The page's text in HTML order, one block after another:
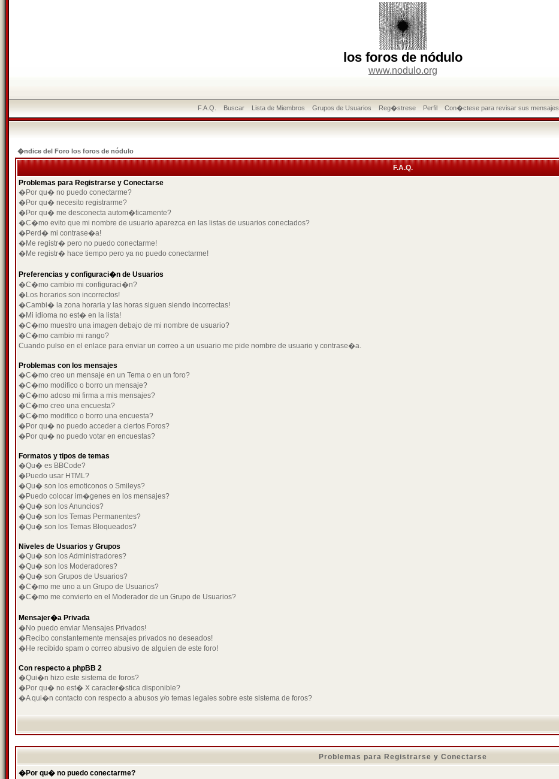
los foros de nódulo
www.nodulo.org
F.A.Q. Buscar Lista de Miembros Grupos de Usuarios Reg�strese Perfil Con�ctese para revisar sus mensajes
�ndice del Foro los foros de nódulo
F.A.Q.
Problemas para Registrarse y Conectarse
�Por qu� no puedo conectarme?
�Por qu� necesito registrarme?
�Por qu� me desconecta autom�ticamente?
�C�mo evito que mi nombre de usuario aparezca en las listas de usuarios conectados?
�Perd� mi contrase�a!
�Me registr� pero no puedo conectarme!
�Me registr� hace tiempo pero ya no puedo conectarme!
Preferencias y configuraci�n de Usuarios
�C�mo cambio mi configuraci�n?
�Los horarios son incorrectos!
�Cambi� la zona horaria y las horas siguen siendo incorrectas!
�Mi idioma no est� en la lista!
�C�mo muestro una imagen debajo de mi nombre de usuario?
�C�mo cambio mi rango?
Cuando pulso en el enlace para enviar un correo a un usuario me pide nombre de usuario y contrase�a.
Problemas con los mensajes
�C�mo creo un mensaje en un Tema o en un foro?
�C�mo modifico o borro un mensaje?
�C�mo adoso mi firma a mis mensajes?
�C�mo creo una encuesta?
�C�mo modifico o borro una encuesta?
�Por qu� no puedo acceder a ciertos Foros?
�Por qu� no puedo votar en encuestas?
Formatos y tipos de temas
�Qu� es BBCode?
�Puedo usar HTML?
�Qu� son los emoticonos o Smileys?
�Puedo colocar im�genes en los mensajes?
�Qu� son los Anuncios?
�Qu� son los Temas Permanentes?
�Qu� son los Temas Bloqueados?
Niveles de Usuarios y Grupos
�Qu� son los Administradores?
�Qu� son los Moderadores?
�Qu� son Grupos de Usuarios?
�C�mo me uno a un Grupo de Usuarios?
�C�mo me convierto en el Moderador de un Grupo de Usuarios?
Mensajer�a Privada
�No puedo enviar Mensajes Privados!
�Recibo constantemente mensajes privados no deseados!
�He recibido spam o correo abusivo de alguien de este foro!
Con respecto a phpBB 2
�Qui�n hizo este sistema de foros?
�Por qu� no est� X caracter�stica disponible?
�A qui�n contacto con respecto a abusos y/o temas legales sobre este sistema de foros?
Problemas para Registrarse y Conectarse
�Por qu� no puedo conectarme?